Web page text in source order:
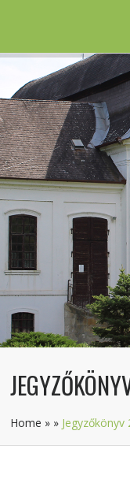
Home » » Jegyzőkönyv